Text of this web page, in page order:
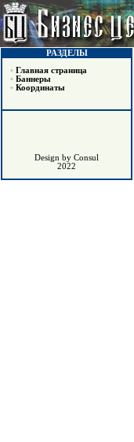
РАЗДЕЛЫ
• Главная страница
• Баннеры
• Координаты
Design by Consul
2022